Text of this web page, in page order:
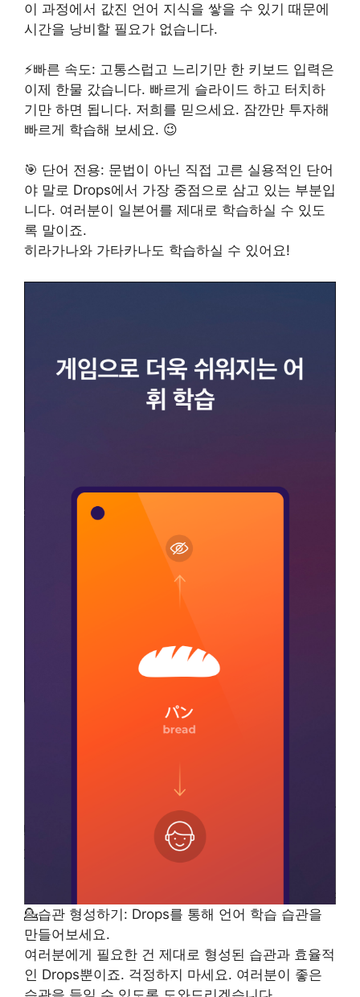
이 과정에서 값진 언어 지식을 쌓을 수 있기 때문에
시간을 낭비할 필요가 없습니다.
⚡빠른 속도: 고통스럽고 느리기만 한 키보드 입력은
이제 한물 갔습니다. 빠르게 슬라이드 하고 터치하
기만 하면 됩니다. 저희를 믿으세요. 잠깐만 투자해
빠르게 학습해 보세요. 😉
🎯 단어 전용: 문법이 아닌 직접 고른 실용적인 단어
야 말로 Drops에서 가장 중점으로 삼고 있는 부분입
니다. 여러분이 일본어를 제대로 학습하실 수 있도
록 말이죠.
히라가나와 가타카나도 학습하실 수 있어요!
💁습관 형성하기: Drops를 통해 언어 학습 습관을
만들어보세요.
여러분에게 필요한 건 제대로 형성된 습관과 효율적
인 Drops뿐이죠. 걱정하지 마세요. 여러분이 좋은